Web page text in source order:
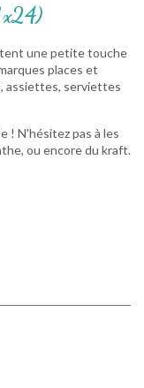
x24)
une petite touche
places et
assiettes, serviettes
! N'hésitez pas à les
ou encore du kraft.